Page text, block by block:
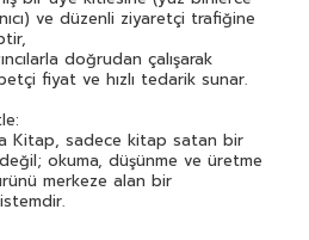
ve düzenli ziyaretçi trafiğine
doğrudan çalışarak
fiyat ve hızlı tedarik sunar.
Kitap, sadece kitap satan bir
okuma, düşünme ve üretme
merkeze alan bir